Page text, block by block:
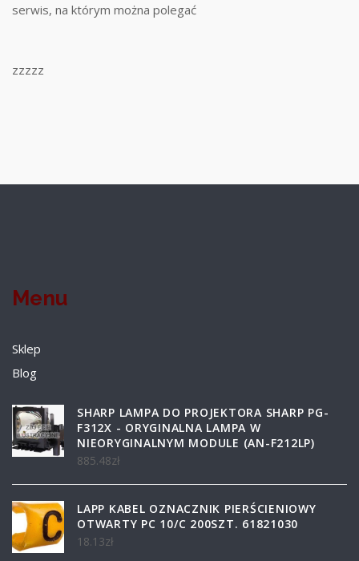
serwis, na którym można polegać
zzzzz
Menu
Sklep
Blog
SHARP LAMPA DO PROJEKTORA SHARP PG-
F312X - ORYGINALNA LAMPA W
NIEORYGINALNYM MODULE (AN-F212LP)
885.48zł
LAPP KABEL OZNACZNIK PIERŚCIENIOWY
OTWARTY PC 10/C 200SZT. 61821030
18.13zł